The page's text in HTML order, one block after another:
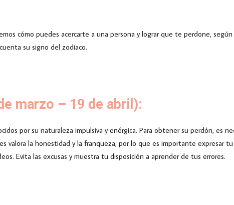
cómo puedes acercarte a una persona y lograr que te perdone,
su signo del zodíaco.
marzo – 19 de abril):
por su naturaleza impulsiva y enérgica. Para obtener su perdón, es
valora la honestidad y la franqueza, por lo que es importante expresar
Evita las excusas y muestra tu disposición a aprender de tus errores.